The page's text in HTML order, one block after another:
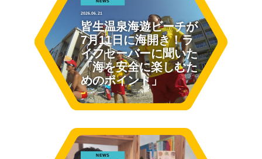
NEWS
2026.06.21
皆生温泉海遊ビーチが
7月11日に海開き！ラ
イフセーバーに聞いた
「海を安全に楽しむた
めのポイント」
NEWS